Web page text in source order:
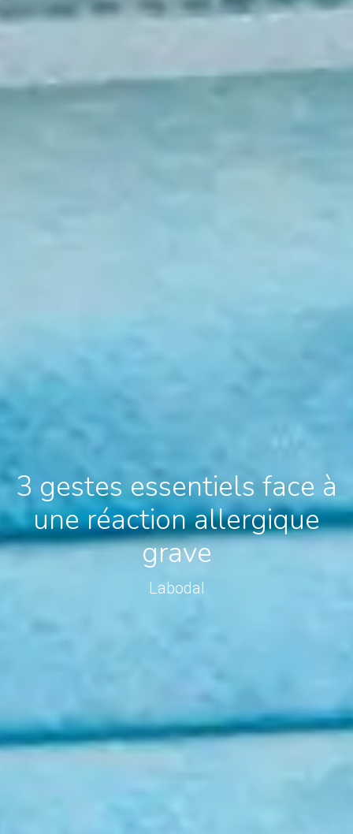
3 gestes essentiels face à
une réaction allergique
grave
Labodal